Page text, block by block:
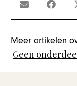
Meer artikelen
Geen